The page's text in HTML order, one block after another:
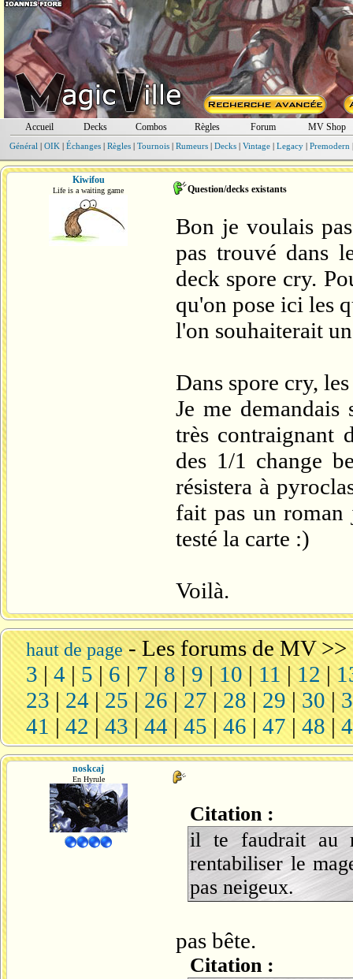
Accueil Decks Combos Règles Forum MV Shop
Général | OIK | Échanges| Règles| Tournois| Rumeurs| Decks| Vintage| Legacy| Premodern
Kiwifou
Life is a waiting game Question/decks existants
Bon je voulais
pas trouvé dans
deck spore cry.
qu'on pose ici les
l'on souhaiterait
Dans spore cry,
Je me
très contraignant
des 1/1 change
résistera à
fait pas un roman
testé la carte :)
Voilà.
haut de page-Les forums de MV>>
3 |4 |5|6 |7|8|9|10|11 |12|
23|24|25|26|27|28|29|30|
41|42|43|44|45|46 |47 |48|
noskcaj
En Hyrule
Citation :
il te faudrait au
rentabiliser le
pas neigeux.
pas bête.
Citation :